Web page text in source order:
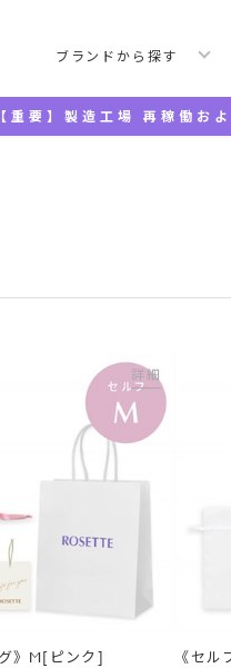
ブランドから探す
【重要】製造工場 再稼働お
詳細
》M[ピンク] 《セ